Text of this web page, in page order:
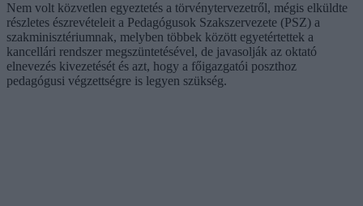
Nem volt közvetlen egyeztetés a törvénytervezetről, mégis elküldte
részletes észrevételeit a Pedagógusok Szakszervezete (PSZ) a
szakminisztériumnak, melyben többek között egyetértettek a
kancellári rendszer megszüntetésével, de javasolják az oktató
elnevezés kivezetését és azt, hogy a főigazgatói poszthoz
pedagógusi végzettségre is legyen szükség.